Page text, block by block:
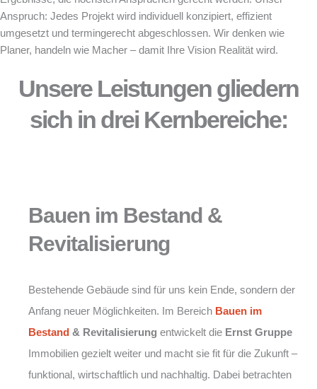
Anspruch: Jedes Projekt wird individuell konzipiert, effizient
umgesetzt und termingerecht abgeschlossen. Wir denken wie
Planer, handeln wie Macher – damit Ihre Vision Realität wird.
Unsere Leistungen gliedern
sich in drei Kernbereiche:
Bauen im Bestand &
Revitalisierung
Bestehende Gebäude sind für uns kein Ende, sondern der
Anfang neuer Möglichkeiten. Im Bereich Bauen im
Bestand & Revitalisierung entwickelt die Ernst Gruppe
Immobilien gezielt weiter und macht sie fit für die Zukunft –
funktional, wirtschaftlich und nachhaltig. Dabei betrachten